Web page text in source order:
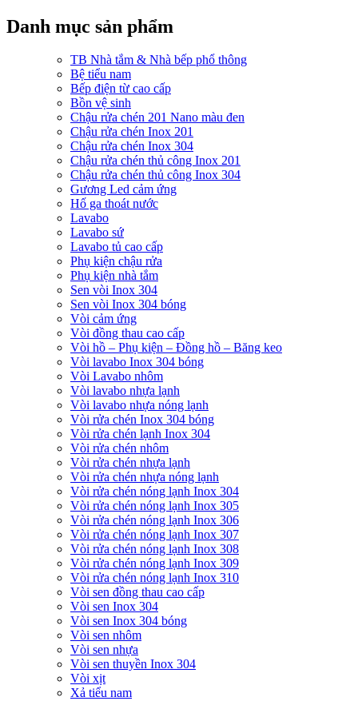
Danh mục sản phẩm
TB Nhà tắm & Nhà bếp phổ thông
Bệ tiểu nam
Bếp điện từ cao cấp
Bồn vệ sinh
Chậu rửa chén 201 Nano màu đen
Chậu rửa chén Inox 201
Chậu rửa chén Inox 304
Chậu rửa chén thủ công Inox 201
Chậu rửa chén thủ công Inox 304
Gương Led cảm ứng
Hố ga thoát nước
Lavabo
Lavabo sứ
Lavabo tủ cao cấp
Phụ kiện chậu rửa
Phụ kiện nhà tắm
Sen vòi Inox 304
Sen vòi Inox 304 bóng
Vòi cảm ứng
Vòi đồng thau cao cấp
Vòi hồ – Phụ kiện – Đồng hồ – Băng keo
Vòi lavabo Inox 304 bóng
Vòi Lavabo nhôm
Vòi lavabo nhựa lạnh
Vòi lavabo nhựa nóng lạnh
Vòi rửa chén Inox 304 bóng
Vòi rửa chén lạnh Inox 304
Vòi rửa chén nhôm
Vòi rửa chén nhựa lạnh
Vòi rửa chén nhựa nóng lạnh
Vòi rửa chén nóng lạnh Inox 304
Vòi rửa chén nóng lạnh Inox 305
Vòi rửa chén nóng lạnh Inox 306
Vòi rửa chén nóng lạnh Inox 307
Vòi rửa chén nóng lạnh Inox 308
Vòi rửa chén nóng lạnh Inox 309
Vòi rửa chén nóng lạnh Inox 310
Vòi sen đồng thau cao cấp
Vòi sen Inox 304
Vòi sen Inox 304 bóng
Vòi sen nhôm
Vòi sen nhựa
Vòi sen thuyền Inox 304
Vòi xịt
Xả tiểu nam